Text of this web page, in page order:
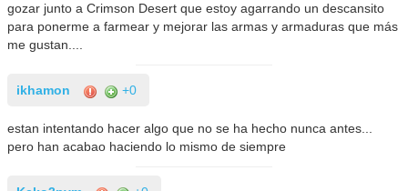
gozar junto a Crimson Desert que estoy agarrando un descansito
para ponerme a farmear y mejorar las armas y armaduras que más
me gustan....
ikhamon +0
estan intentando hacer algo que no se ha hecho nunca antes...
pero han acabao haciendo lo mismo de siempre